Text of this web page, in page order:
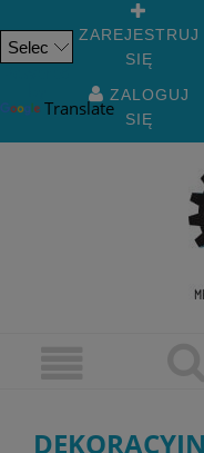
Translate
ZAREJESTRUJ
SIĘ
ZALOGUJ
SIĘ